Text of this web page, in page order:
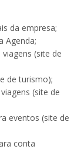
da empresa;
Agenda;
(site de
de turismo);
(site de
eventos (site de
conta